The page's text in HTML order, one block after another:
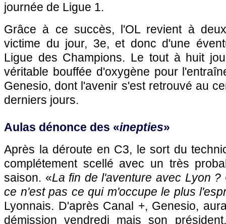
journée de Ligue 1.
Grâce à ce succès, l'OL revient à
victime du jour, 3e, et donc d'une
Ligue des Champions. Le tout à huit
véritable bouffée d'oxygène pour
Genesio, dont l'avenir s'est retrouvé au
derniers jours.
Aulas dénonce des «inepties»
Après la déroute en C3, le sort du
complétement scellé avec un très
saison. «La fin de l'aventure avec Lyon ?
ce n'est pas ce qui m'occupe le plus
Lyonnais. D'après Canal +, Genesio,
démission vendredi mais son